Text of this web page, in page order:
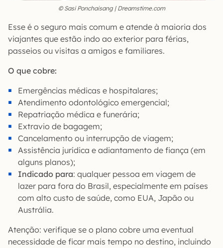
© Sasi Ponchaisang | Dreamstime.com
Esse é o seguro mais comum e atende à maioria dos
viajantes que estão indo ao exterior para férias,
passeios ou visitas a amigos e familiares.
O que cobre:
Emergências médicas e hospitalares;
Atendimento odontológico emergencial;
Repatriação médica e funerária;
Extravio de bagagem;
Cancelamento ou interrupção de viagem;
Assistência jurídica e adiantamento de fiança (em
alguns planos);
Indicado para: qualquer pessoa em viagem de
lazer para fora do Brasil, especialmente em países
com alto custo de saúde, como EUA, Japão ou
Austrália.
Atenção: verifique se o plano cobre uma eventual
necessidade de ficar mais tempo no destino, incluindo